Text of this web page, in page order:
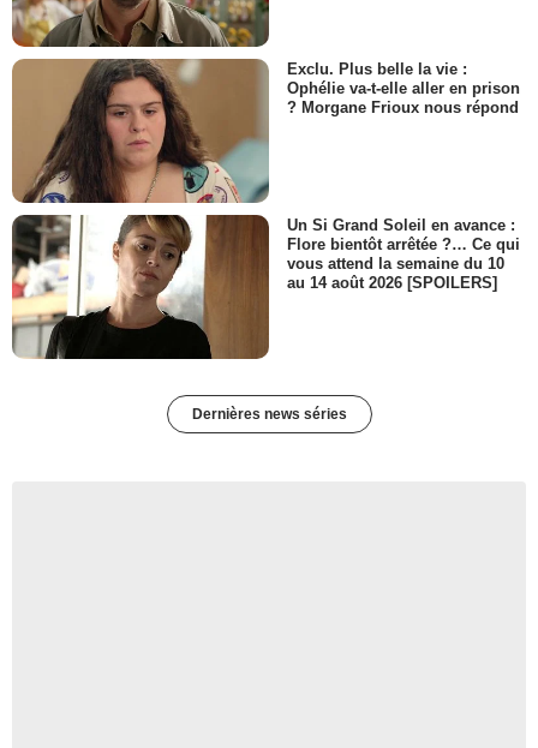
Exclu. Plus belle la vie :
Ophélie va-t-elle aller en prison
? Morgane Frioux nous répond
Un Si Grand Soleil en avance :
Flore bientôt arrêtée ?… Ce qui
vous attend la semaine du 10
au 14 août 2026 [SPOILERS]
Dernières news séries